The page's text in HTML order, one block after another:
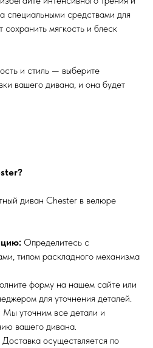
специальными средствами для
сохранить мягкость и блеск
и стиль — выберите
вашего дивана, и она будет
диван Chester в велюре
Определитесь с
типом раскладного механизма
форму на нашем сайте или
для уточнения деталей.
Мы уточним все детали и
вашего дивана.
Доставка осуществляется по